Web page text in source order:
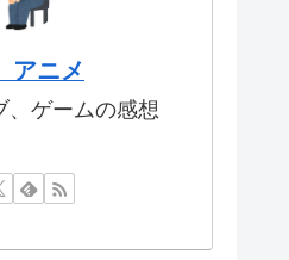
アニメ
、ゲームの感想